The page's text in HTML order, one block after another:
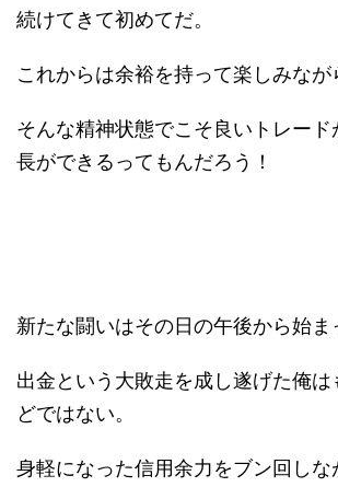
続けてきて初めてだ。
これからは余裕を持って楽しみなが
そんな精神状態でこそ良いトレー
長ができるってもんだろう！
新たな闘いはその日の午後から始ま
出金という大敗走を成し遂げた俺は
どではない。
身軽になった信用余力をブン回しな